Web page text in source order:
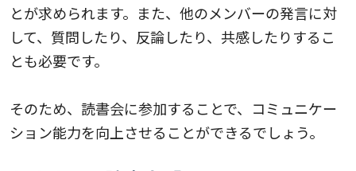
とが求められます。また、他のメンバーの発言に対
して、質問したり、反論したり、共感したりするこ
とも必要です。
そのため、読書会に参加することで、コミュニケー
ション能力を向上させることができるでしょう。